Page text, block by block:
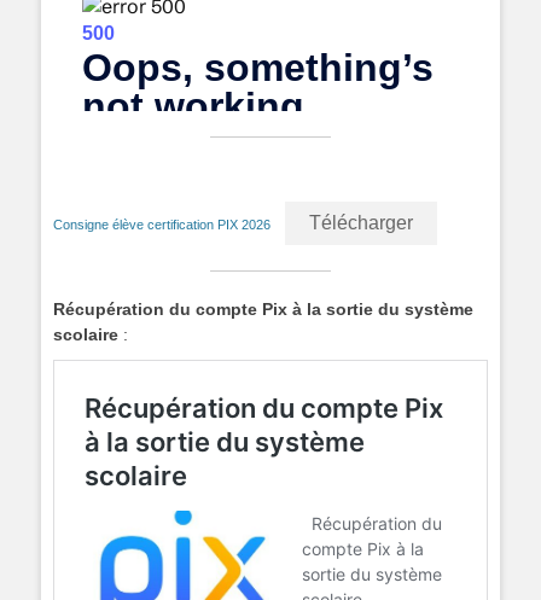
Consigne élève certification PIX 2026 Télécharger
Récupération du compte Pix à la sortie du système
scolaire :